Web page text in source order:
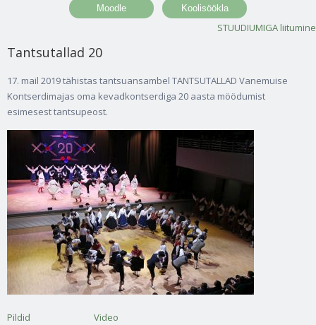
STUUDIUMIGA liitumine
Tantsutallad 20
17. mail 2019 tähistas tantsuansambel TANTSUTALLAD Vanemuise
Kontserdimajas oma kevadkontserdiga 20 aasta möödumist
esimesest tantsupeost.
Pildid
Video